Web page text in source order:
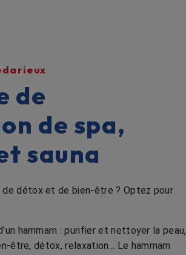
de
de spa,
sauna
détox et de bien-être ? Optez pour
hammam : purifier et nettoyer la peau,
être, détox, relaxation... Le hammam